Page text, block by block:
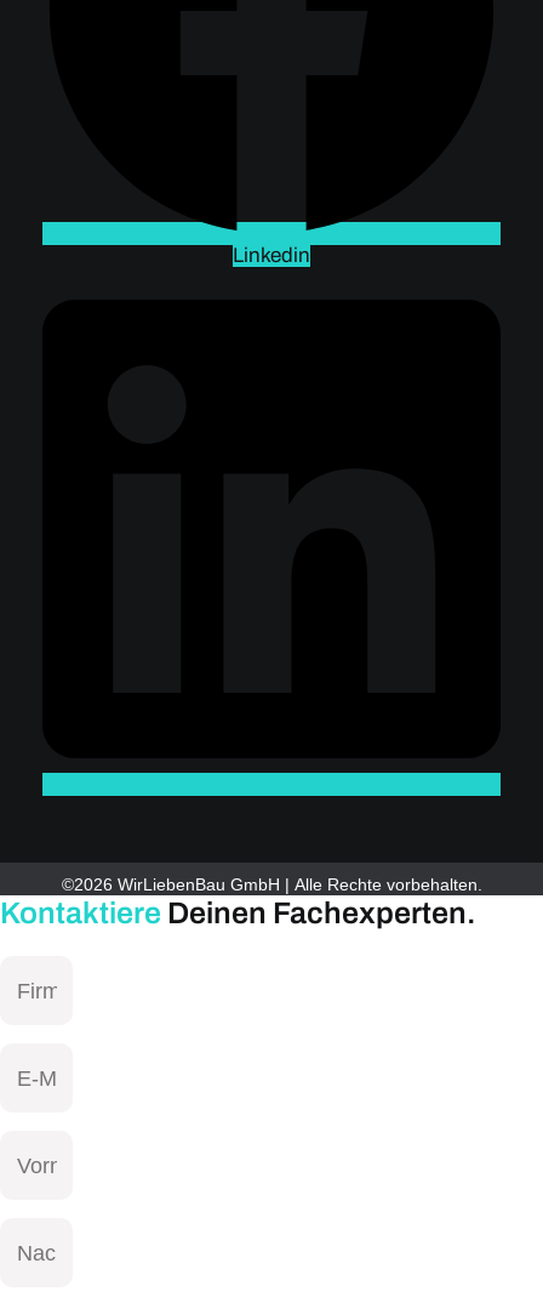
Linkedin
©2026 WirLiebenBau GmbH | Alle Rechte vorbehalten.
Kontaktiere Deinen Fachexperten.